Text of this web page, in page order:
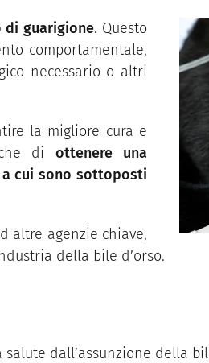
di guarigione. Questo
comportamentale,
necessario o altri
la migliore cura e
di ottenere una
cui sono sottoposti
altre agenzie chiave,
della bile d’orso.
dall’assunzione della